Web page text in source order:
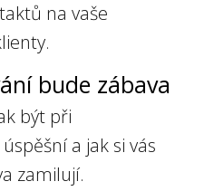
na vaše
bude zábava
být při
a jak si vás
zamilují.